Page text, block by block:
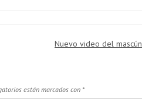
Nuevo video del mascún
están marcados con *